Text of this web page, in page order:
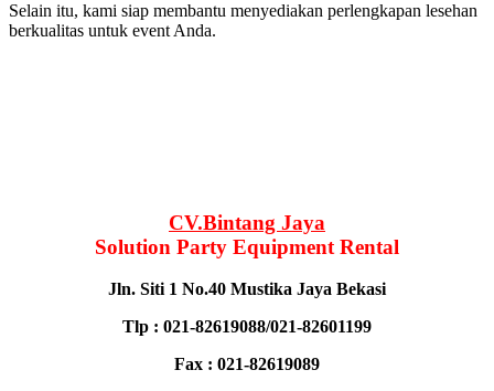
Selain itu, kami siap membantu menyediakan perlengkapan lesehan
berkualitas untuk event Anda.
CV.Bintang Jaya
Solution Party Equipment Rental
Jln. Siti 1 No.40 Mustika Jaya Bekasi
Tlp : 021-82619088/021-82601199
Fax : 021-82619089